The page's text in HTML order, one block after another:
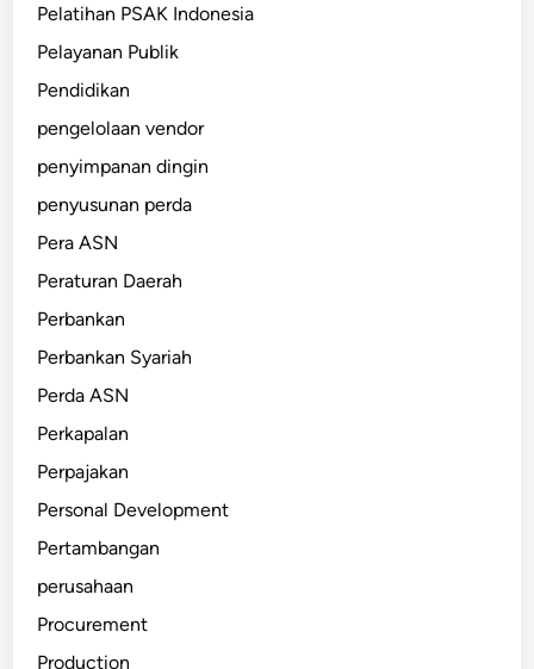
Pelatihan PSAK Indonesia
Pelayanan Publik
Pendidikan
pengelolaan vendor
penyimpanan dingin
penyusunan perda
Pera ASN
Peraturan Daerah
Perbankan
Perbankan Syariah
Perda ASN
Perkapalan
Perpajakan
Personal Development
Pertambangan
perusahaan
Procurement
Production